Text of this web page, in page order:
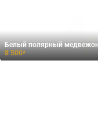
Белый полярный
8 500₽